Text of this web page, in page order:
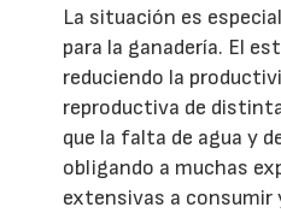
La situación es
para la ganadería. El
reduciendo la
reproductiva de
que la falta de agua y
obligando a muchas
extensivas a consumir